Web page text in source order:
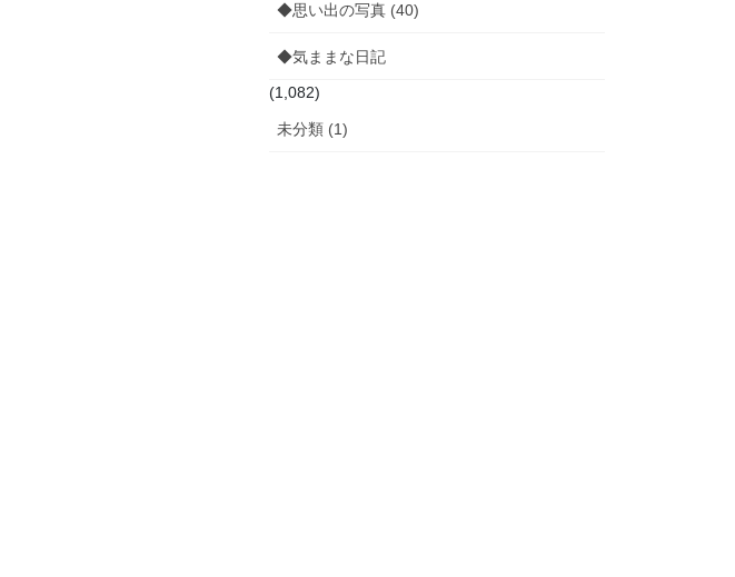
◆思い出の写真 (40)
◆気ままな日記
(1,082)
未分類 (1)